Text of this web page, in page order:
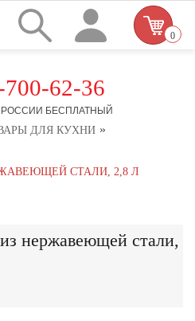
62-36
БЕСПЛАТНЫЙ
0
ДЛЯ КУХНИ »
СТАЛИ, 2,8 Л
нержавеющей стали,